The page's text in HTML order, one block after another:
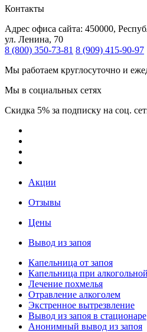
Контакты
Адрес офиса сайта: 450000,
ул. Ленина, 70
8 (800) 350-73-81 8 (909) 415-90-97
Мы работаем круглосуточно и
Мы в социальных сетях
Скидка 5% за подписку на соц.
Акции
Отзывы
Цены
Вывод из запоя
Капельница от запоя
Капельница при
Лечение похмелья
Отравление алкоголем
Экстренное вытрезвление
Вывод из запоя в стационаре
Анонимный вывод из запоя